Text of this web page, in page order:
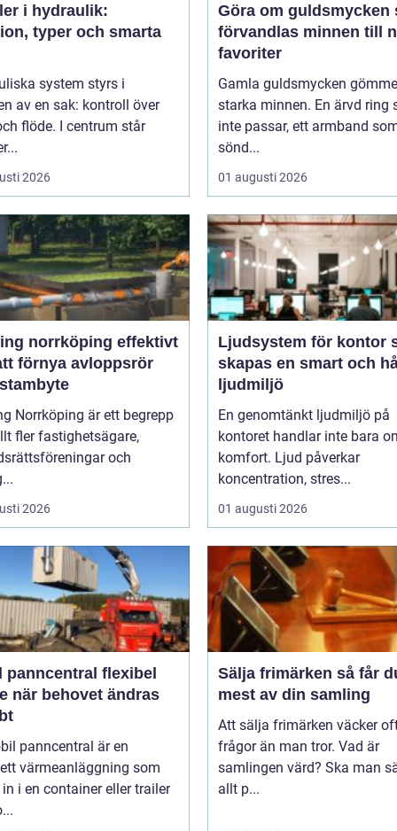
i hydraulik:
typer och smarta
system styrs i
av en sak: kontroll över
flöde. I centrum står
2026
Göra om guldsmycken så
förvandlas minnen till
favoriter
Gamla guldsmycken
starka minnen. En ärvd ring
inte passar, ett armband
sönd...
01 augusti 2026
norrköping effektivt
förnya avloppsrör
Norrköping är ett begrepp
fler fastighetsägare,
och
2026
Ljudsystem för kontor så
skapas en smart och
ljudmiljö
En genomtänkt ljudmiljö på
kontoret handlar inte bara
komfort. Ljud påverkar
koncentration, stres...
01 augusti 2026
flexibel
när behovet ändras
panncentral är en
värmeanläggning som
i en container eller trailer
Sälja frimärken så får du ut
mest av din samling
Att sälja frimärken väcker
frågor än man tror. Vad är
samlingen värd? Ska man
allt p...